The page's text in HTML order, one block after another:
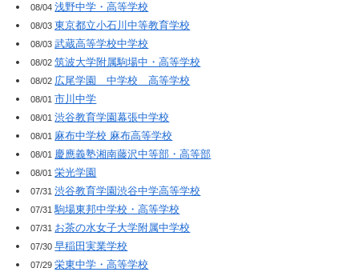
08/04浅野中学・高等学校
08/03 東京都立小石川中等教育学校
08/03武蔵高等学校中学校
08/02筑波大学附属駒場中・高等学校
08/02 広尾学園 中学校 高等学校
08/01 市川中学
08/01渋谷教育学園幕張中学校
08/01 麻布中学校 麻布高等学校
08/01 慶應義塾湘南藤沢中等部・高等部
08/01栄光学園
07/31渋谷教育学園渋谷中学高等学校
07/31駒場東邦中学校・高等学校
07/31 お茶の水女子大学附属中学校
07/30早稲田実業学校
07/29栄東中学・高等学校